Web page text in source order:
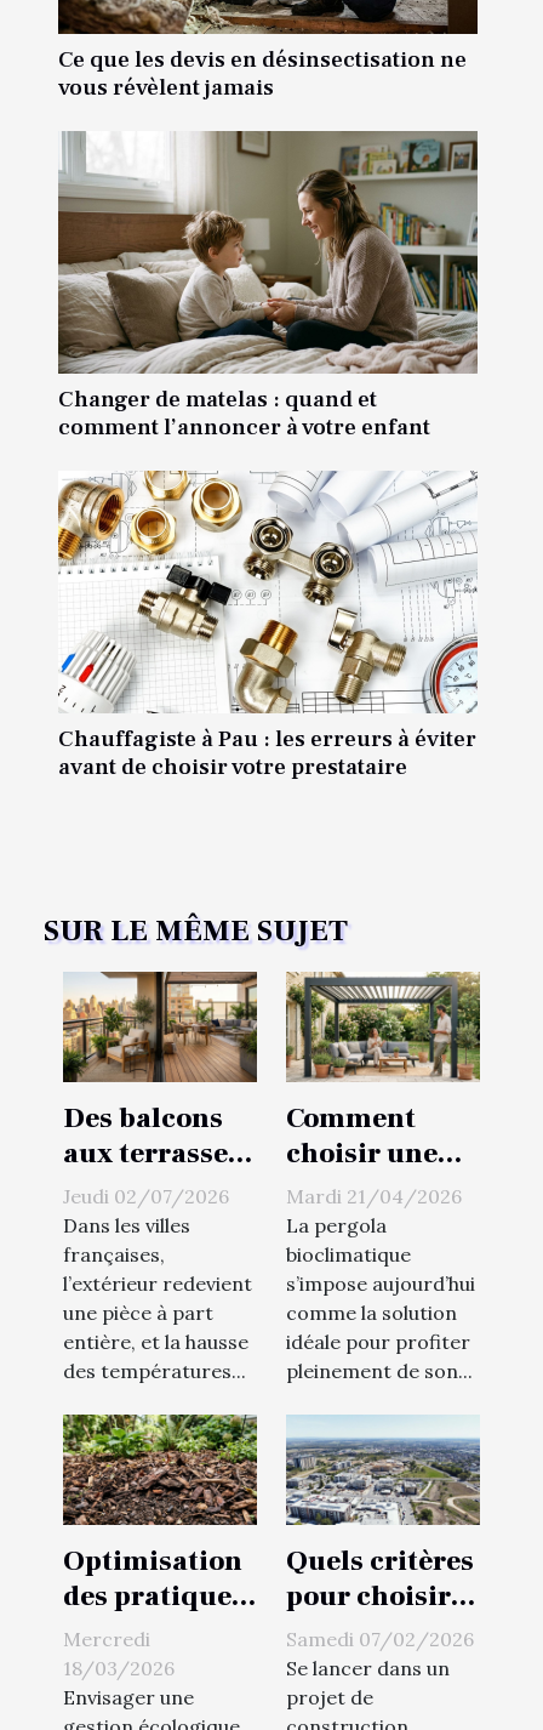
Ce que les devis en désinsectisation ne
vous révèlent jamais
Changer de matelas : quand et
comment l’annoncer à votre enfant
Chauffagiste à Pau : les erreurs à éviter
avant de choisir votre prestataire
SUR LE MÊME SUJET
Des balcons
aux terrasses :
redéfinir les
extérieurs
sans fausse
note
Jeudi 02/07/2026
Dans les villes
françaises,
l’extérieur redevient
une pièce à part
entière, et la hausse
des températures...
Comment
choisir une
pergola
bioclimatique
pour un
confort
optimal ?
Mardi 21/04/2026
La pergola
bioclimatique
s’impose aujourd’hui
comme la solution
idéale pour profiter
pleinement de son...
Optimisation
des pratiques
de mulching
lourd pour la
gestion
Mercredi
18/03/2026
Envisager une
Quels critères
pour choisir
un terrain
adapté à votre
projet de
Samedi 07/02/2026
Se lancer dans un
projet de